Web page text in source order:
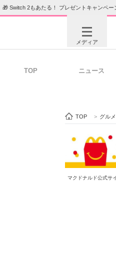
🎁 Switch 2もあたる！ プレゼントキャンペー
メディア
ビジネス
TOP ニュース
TOP > グルメ
マクドナルド公式サ